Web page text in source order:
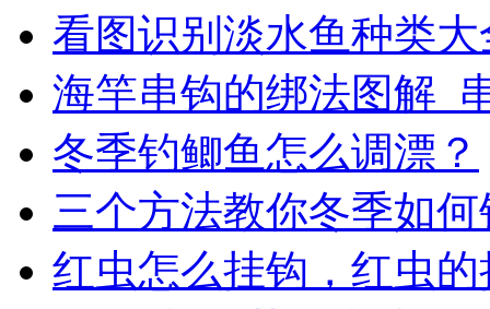
看图识别淡水鱼种类大
海竿串钩的绑法图解_
冬季钓鲫鱼怎么调漂？
三个方法教你冬季如
红虫怎么挂钩，红虫